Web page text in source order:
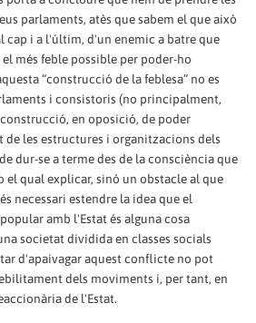
parlaments, atès que sabem el que això
cap i a l'últim, d'un enemic a batre que
més feble possible per poder-ho
“construcció de la feblesa” no es
i consistoris (no principalment,
en oposició, de poder
les estructures i organitzacions dels
dur-se a terme des de la consciència que
el qual explicar, sinó un obstacle al que
necessari estendre la idea que el
amb l'Estat és alguna cosa
societat dividida en classes socials
d'apaivagar aquest conflicte no pot
dels moviments i, per tant, en
de l'Estat.